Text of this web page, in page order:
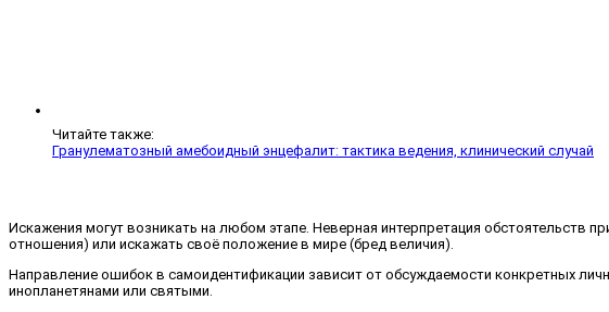
Читайте также:
Гранулематозный амебоидный энцефалит: тактика ведения, клинический случай
Искажения могут возникать на любом этапе. Неверная интерпретация
отношения) или искажать своё положение в мире (бред величия).
Направление ошибок в самоидентификации зависит от обсуждаемости конкретных
инопланетянами или святыми.